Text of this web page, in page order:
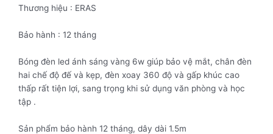
Thương hiệu : ERAS
Bảo hành : 12 tháng
Bóng đèn led ánh sáng vàng 6w giúp bảo vệ mắt, chân đèn
hai chế độ đế và kẹp, đèn xoay 360 độ và gấp khúc cao
thấp rất tiện lợi, sang trọng khi sử dụng văn phòng và học
tập .
Sản phẩm bảo hành 12 tháng, dây dài 1.5m